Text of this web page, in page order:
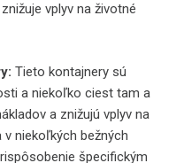
vplyv na životné
Tieto kontajnery sú
a niekoľko ciest tam a
a znižujú vplyv na
niekoľkých bežných
špecifickým